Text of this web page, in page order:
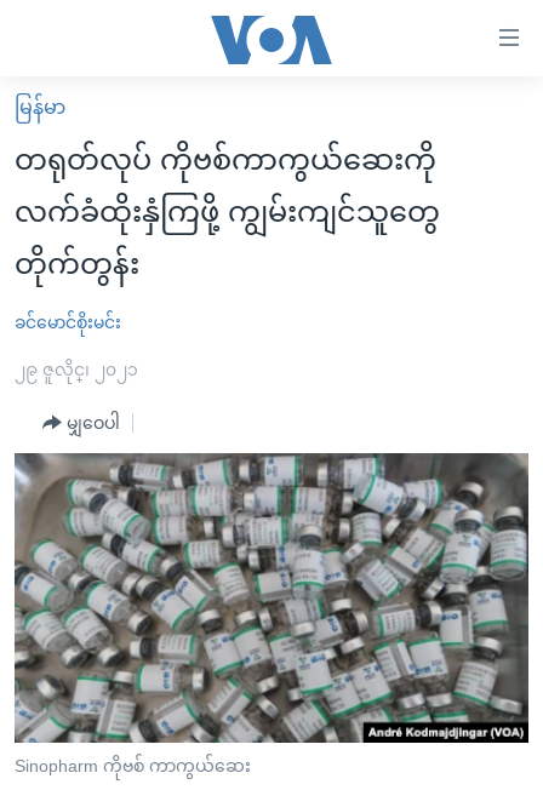
လွယ်ကူ
စေ
Link
များ
ပင်မ
သို့
ကျော်
ကြည့်
ရန်
ညွန်း
စာမျက်နှာ
သို့
ကျော်
ကြည့်
ရန်
ရှာဖွေ
မူလစာမျက်နှာ
မြန်မာ
ကမ္ဘာ့သတင်းများ
နိုင်ငံတကာ
အစ္စရေး-ပါလက်စတိုင်း
ဗွီဒီယို
အင်္ဂလိပ်စာလေ့လာမယ်
အမေရိကန်သုံးအီဒီယံ
မကြေးမုံရဲ့ အင်္ဂလိပ်စာ
ရုပ်ရှင်ထဲက အင်္ဂလိပ်စာ
သုတပဒေသာ အင်္ဂလိပ်စာ
အပတ်စဉ်ကဏ္ဍများ
ရေဒီယို
တီဗွီ
ရေဒီယိုနှင့်ရုပ်သံ အချက်အလက်များ
ရေဒီယို/တီဗွီအစီအစဉ်
Learning English
ဗွီအိုအေ လူမှုကွန်ယက်များ
ဘာသာစကားများ
မြန်မာ
တရုတ်လုပ် ကိုဗစ်ကာကွယ်ဆေးကို
လက်ခံထိုးနှံကြဖို့ ကျွမ်းကျင်သူတွေ
တိုက်တွန်း
ခင်မောင်စိုးမင်း
၂၉ ဇူလိုင္၊ ၂၀၂၁
မျှဝေပါ
Sinopharm ကိုဗစ် ကာကွယ်ဆေး